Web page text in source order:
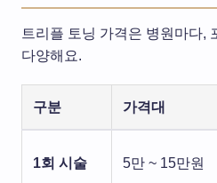
트리플 토닝 가격은 병원마다,
다양해요.
구분 가격대
1회 시술 5만 ~ 15만원